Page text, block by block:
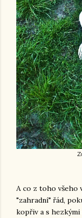
A co z toho všeho
"zahradní" řád,
kopřiv a s hezkými